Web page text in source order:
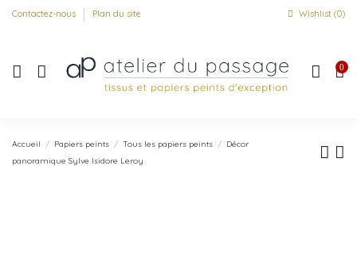
Contactez-nous Plan du site Wishlist (0)
0
Accueil Papiers peints Tous les papiers peints
Décor
panoramique Sylve Isidore Leroy